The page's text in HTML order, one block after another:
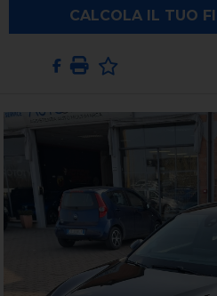
CALCOLA IL TUO